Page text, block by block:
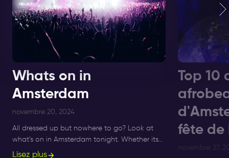
Whats on in
Amsterdam
novembre 20, 2024
All dressed up but nowhere to go? Look at
what’s on in Amsterdam tonight. Whether its
Sunday, Monday or Saturday- there is always
Lisez plus
Top 10
fête de
novembre 27,